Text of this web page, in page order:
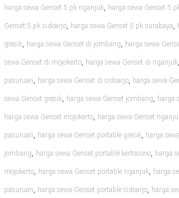
harga sewa Genset 5 pk nganjuk, harga sewa Genset 5
Genset 5 pk sidoarjo, harga sewa Genset 5 pk surabaya,
gresik, harga sewa Genset di jombang, harga sewa
sewa Genset di mojokerto, harga sewa Genset di nganjuk,
pasuruan, harga sewa Genset di sidoarjo, harga sewa
sewa Genset gresik, harga sewa Genset jombang, harga
harga sewa Genset mojokerto, harga sewa Genset
pasuruan, harga sewa Genset portable gresik, harga
jombang, harga sewa Genset portable kertosono, harga
mojokerto, harga sewa Genset portable nganjuk, harga
pasuruan, harga sewa Genset portable sidoarjo, harga